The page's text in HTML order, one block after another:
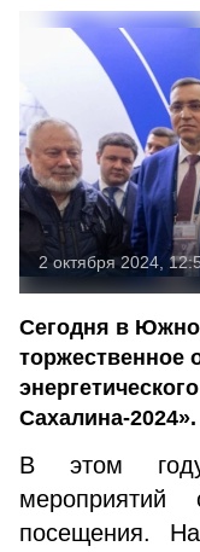
2 октября 2024,
Сегодня в
торжественное
Сахалина-2024».
В этом
мероприятий
посещения.